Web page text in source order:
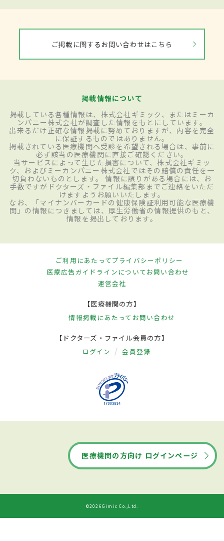
ご掲載に関するお問い合わせはこちら
掲載情報について
掲載している各種情報は、株式会社ギミック、またはミーカ
ンパニー株式会社が調査した情報をもとにしています。
出来るだけ正確な情報掲載に努めておりますが、内容を完全
に保証するものではありません。
掲載されている医療機関へ受診を希望される場合は、事前に
必ず該当の医療機関に直接ご確認ください。
当サービスによって生じた損害について、株式会社ギミッ
ク、およびミーカンパニー株式会社ではその賠償の責任を一
切負わないものとします。 情報に誤りがある場合には、お
手数ですがドクターズ・ファイル編集部までご連絡をいただ
けますようお願いいたします。
なお、「マイナンバーカードの健康保険証利用可能な医療機
関」の情報につきましては、厚生労働省の情報提供のもと、
情報を掲出しております。
ご利用にあたってプライバシーポリシー
医療広告ガイドラインについてお問い合わせ
運営会社
【医療機関の方】
情報掲載にあたって お問い合わせ
【ドクターズ・ファイル会員の方】
ログイン 会員登録
医療機関の方向け ログインページ
©2026Gimic Co.,Ltd.